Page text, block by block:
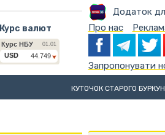
Додаток
Курс валют Про нас
Запропонувати
КУТОЧОК СТАРОГО